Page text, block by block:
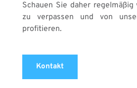
Schauen Sie daher
zu verpassen und von
profitieren.
Kontakt